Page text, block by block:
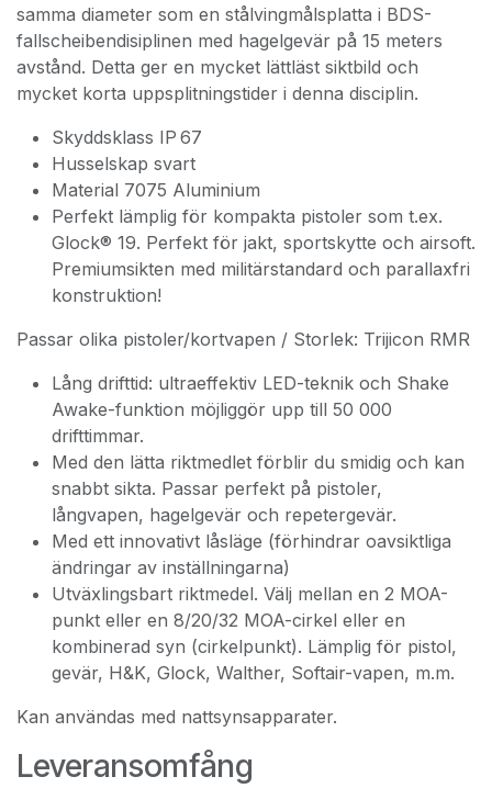
samma diameter som en stålvingmålsplatta i BDS-
fallscheibendisiplinen med hagelgevär på 15 meters
avstånd. Detta ger en mycket lättläst siktbild och
mycket korta uppsplitningstider i denna disciplin.
Skyddsklass IP 67
Husselskap svart
Material 7075 Aluminium
Perfekt lämplig för kompakta pistoler som t.ex.
Glock® 19. Perfekt för jakt, sportskytte och airsoft.
Premiumsikten med militärstandard och parallaxfri
konstruktion!
Passar olika pistoler/kortvapen / Storlek: Trijicon RMR
Lång drifttid: ultraeffektiv LED-teknik och Shake
Awake-funktion möjliggör upp till 50 000
drifttimmar.
Med den lätta riktmedlet förblir du smidig och kan
snabbt sikta. Passar perfekt på pistoler,
långvapen, hagelgevär och repetergevär.
Med ett innovativt låsläge (förhindrar oavsiktliga
ändringar av inställningarna)
Utväxlingsbart riktmedel. Välj mellan en 2 MOA-
punkt eller en 8/20/32 MOA-cirkel eller en
kombinerad syn (cirkelpunkt). Lämplig för pistol,
gevär, H&K, Glock, Walther, Softair-vapen, m.m.
Kan användas med nattsynsapparater.
Leveransomfång